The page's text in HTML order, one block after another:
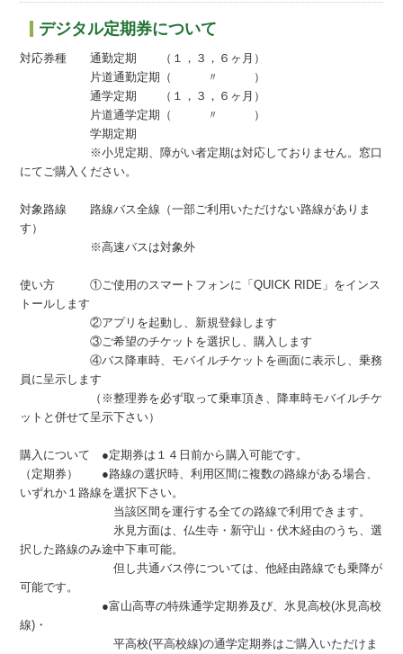
デジタル定期券について
対応券種 通勤定期 （１，３，６ヶ月）
片道通勤定期（ 〃 ）
通学定期 （１，３，６ヶ月）
片道通学定期（ 〃 ）
学期定期
※小児定期、障がい者定期は対応しておりません。窓口
にてご購入ください。
対象路線 路線バス全線（一部ご利用いただけない路線がありま
す）
※高速バスは対象外
使い方 ①ご使用のスマートフォンに「QUICK RIDE」をインス
トールします
②アプリを起動し、新規登録します
③ご希望のチケットを選択し、購入します
④バス降車時、モバイルチケットを画面に表示し、乗務
員に呈示します
（※整理券を必ず取って乗車頂き、降車時モバイルチケ
ットと併せて呈示下さい）
購入について ●定期券は１４日前から購入可能です。
（定期券） ●路線の選択時、利用区間に複数の路線がある場合、
いずれか１路線を選択下さい。
当該区間を運行する全ての路線で利用できます。
氷見方面は、仏生寺・新守山・伏木経由のうち、選
択した路線のみ途中下車可能。
但し共通バス停については、他経由路線でも乗降が
可能です。
●富山高専の特殊通学定期券及び、氷見高校(氷見高校
線)・
平高校(平高校線)の通学定期券はご購入いただけま